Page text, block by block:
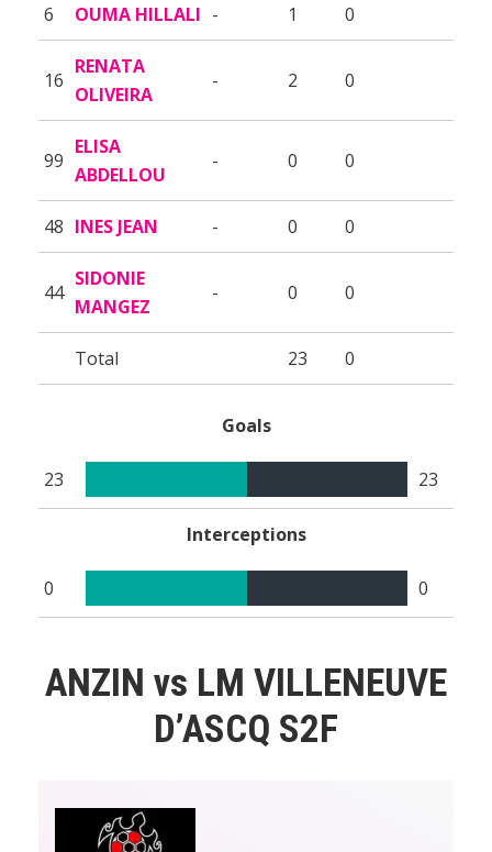
6 OUMA HILLALI - 1 0
16
RENATA
OLIVEIRA
- 2 0
99
ELISA
ABDELLOU
- 0 0
48 INES JEAN - 0 0
44
SIDONIE
MANGEZ
- 0 0
Total 23 0
Goals
23 23
Interceptions
0 0
ANZIN vs LM VILLENEUVE
D’ASCQ S2F